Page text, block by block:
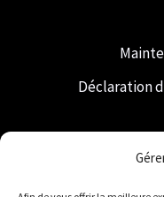
Déclaration